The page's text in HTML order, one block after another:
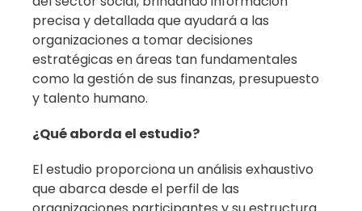
precisa y detallada que ayudará a las
organizaciones a tomar decisiones
estratégicas en áreas tan fundamentales
como la gestión de sus finanzas, presupuesto
y talento humano.
¿Qué aborda el estudio?
El estudio proporciona un análisis exhaustivo
que abarca desde el perfil de las